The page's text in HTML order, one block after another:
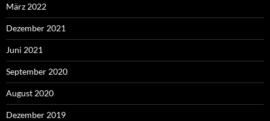
März 2022
Dezember 2021
Juni 2021
September 2020
August 2020
Dezember 2019